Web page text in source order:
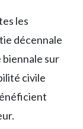
les
décennale
biennale sur
civile